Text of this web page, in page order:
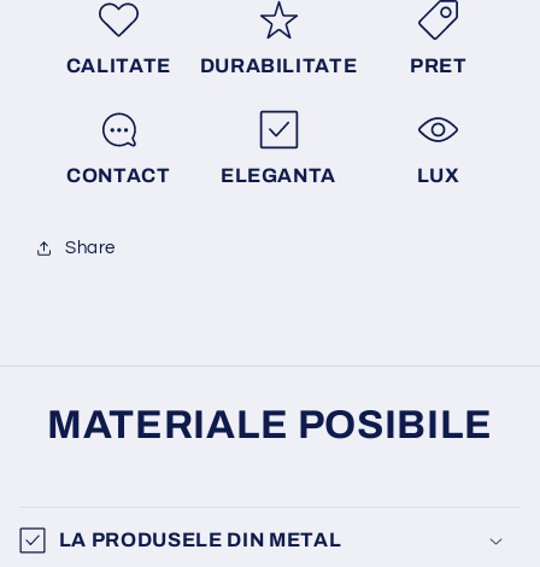
CALITATE DURABILITATE PRET
CONTACT ELEGANTA LUX
Share
MATERIALE POSIBILE
LA PRODUSELE DIN METAL